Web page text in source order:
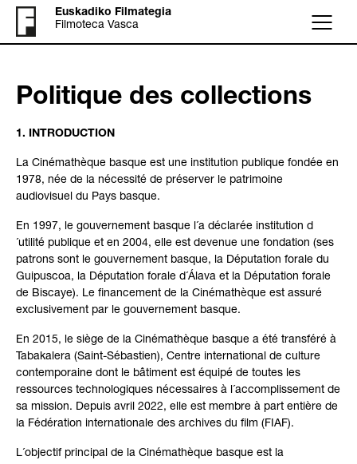
Euskadiko Filmategia
Filmoteca Vasca
Menu
Politique des collections
1. INTRODUCTION
La Cinémathèque basque est une institution publique fondée en
1978, née de la nécessité de préserver le patrimoine
audiovisuel du Pays basque.
En 1997, le gouvernement basque l´a déclarée institution d
´utilité publique et en 2004, elle est devenue une fondation (ses
patrons sont le gouvernement basque, la Députation forale du
Guipuscoa, la Députation forale d´Álava et la Députation forale
de Biscaye). Le financement de la Cinémathèque est assuré
exclusivement par le gouvernement basque.
En 2015, le siège de la Cinémathèque basque a été transféré à
Tabakalera (Saint-Sébastien), Centre international de culture
contemporaine dont le bâtiment est équipé de toutes les
ressources technologiques nécessaires à l´accomplissement de
sa mission. Depuis avril 2022, elle est membre à part entière de
la Fédération internationale des archives du film (FIAF).
L´objectif principal de la Cinémathèque basque est la